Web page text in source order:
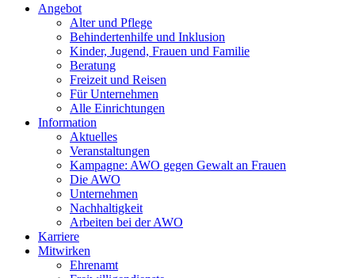
Angebot
Alter und Pflege
Behindertenhilfe und Inklusion
Kinder, Jugend, Frauen und Familie
Beratung
Freizeit und Reisen
Für Unternehmen
Alle Einrichtungen
Information
Aktuelles
Veranstaltungen
Kampagne: AWO gegen Gewalt an Frauen
Die AWO
Unternehmen
Nachhaltigkeit
Arbeiten bei der AWO
Karriere
Mitwirken
Ehrenamt